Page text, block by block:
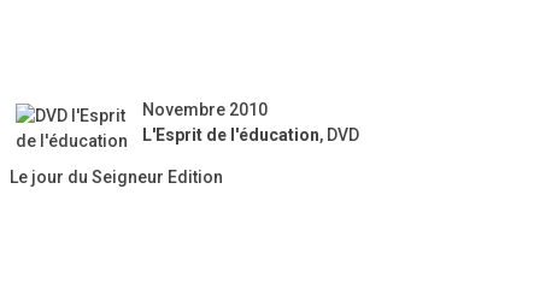
Novembre 2010
L'Esprit de l'éducation, DVD
Le jour du Seigneur Edition